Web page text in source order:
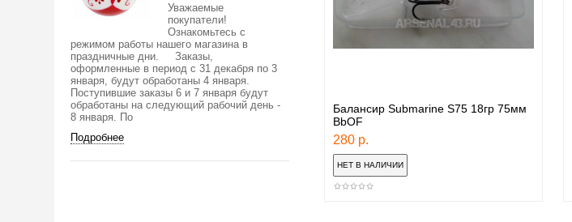
Уважаемые
покупатели!
Ознакомьтесь с
режимом работы нашего магазина в
праздничные дни. Заказы,
оформленные в период с 31 декабря по 3
января, будут обработаны 4 января.
Поступившие заказы 6 и 7 января будут
обработаны на следующий рабочий день -
8 января. По
Подробнее
Балансир Submarine S75 18гр 75мм
BbOF
280 р.